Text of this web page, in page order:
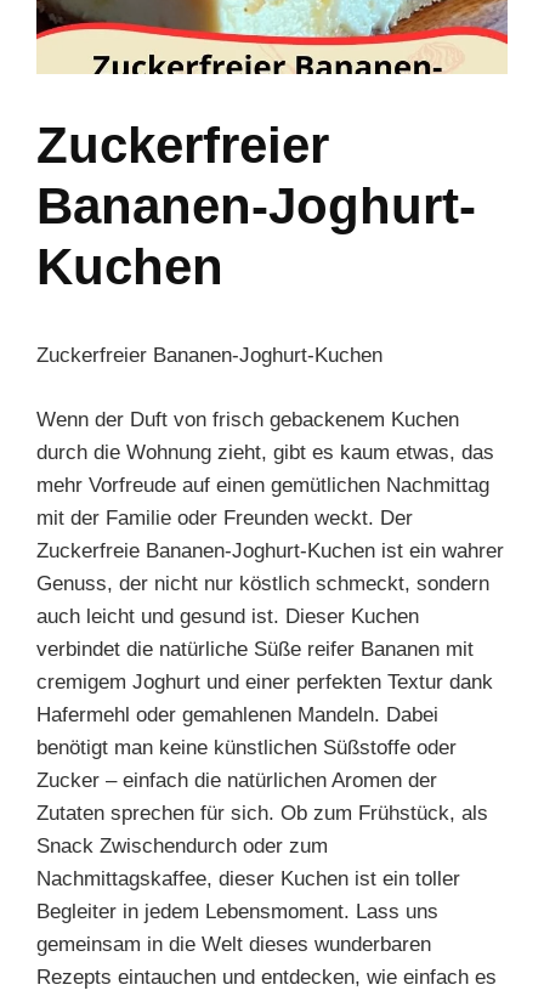
Zuckerfreier
Bananen-Joghurt-
Kuchen
Zuckerfreier Bananen-Joghurt-Kuchen
Wenn der Duft von frisch gebackenem Kuchen
durch die Wohnung zieht, gibt es kaum etwas, das
mehr Vorfreude auf einen gemütlichen Nachmittag
mit der Familie oder Freunden weckt. Der
Zuckerfreie Bananen-Joghurt-Kuchen ist ein wahrer
Genuss, der nicht nur köstlich schmeckt, sondern
auch leicht und gesund ist. Dieser Kuchen
verbindet die natürliche Süße reifer Bananen mit
cremigem Joghurt und einer perfekten Textur dank
Hafermehl oder gemahlenen Mandeln. Dabei
benötigt man keine künstlichen Süßstoffe oder
Zucker – einfach die natürlichen Aromen der
Zutaten sprechen für sich. Ob zum Frühstück, als
Snack Zwischendurch oder zum
Nachmittagskaffee, dieser Kuchen ist ein toller
Begleiter in jedem Lebensmoment. Lass uns
gemeinsam in die Welt dieses wunderbaren
Rezepts eintauchen und entdecken, wie einfach es